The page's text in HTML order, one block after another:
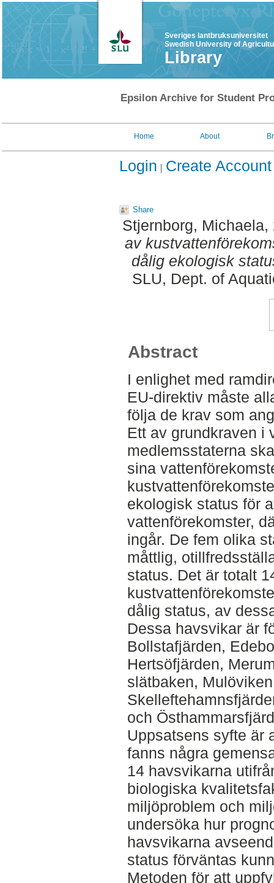
Sveriges lantbruksuniversitet
Swedish University of
Library
Epsilon Archive for Student
Home About
Login Create Account
Share
Stjernborg, Michaela,
av
dålig ekologisk
SLU, Dept. of
Abstract
I enlighet med
EU-direktiv måste
följa de krav som
Ett av grundkraven i
medlemsstaterna
sina
ekologisk status för
vattenförekomster,
ingår. De fem olika
måttlig,
status. Det är totalt
dålig status, av
Dessa havsvikar är
Bollstafjärden,
Hertsöfjärden,
slätbaken,
och
Uppsatsens syfte är
fanns några
14 havsvikarna
biologiska
miljöproblem och
undersöka hur
havsvikarna
status förväntas
Metoden för att